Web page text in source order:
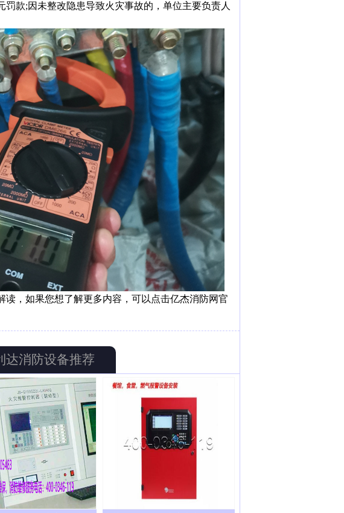
款;因未整改隐患导致火灾事故的，单位主要负责人
读，如果您想了解更多内容，可以点击亿杰消防网官
达消防设备推荐